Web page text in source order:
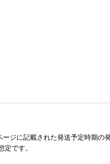
ジに記載された発送予定時期の
です。